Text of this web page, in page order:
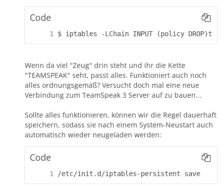
Code
$ iptables -LChain INPUT (policy
Wenn da viel "Zeug" drin steht und ihr die Kette
"TEAMSPEAK" seht, passt alles. Funktioniert auch noch
alles ordnungsgemäß? Versucht doch mal eine neue
Verbindung zum TeamSpeak 3 Server auf zu bauen...
Sollte alles funktionieren, können wir die Regel dauerhaft
speichern, sodass sie nach einem System-Neustart auch
automatisch wieder neugeladen werden:
Code
/etc/init.d/iptables-persistent save